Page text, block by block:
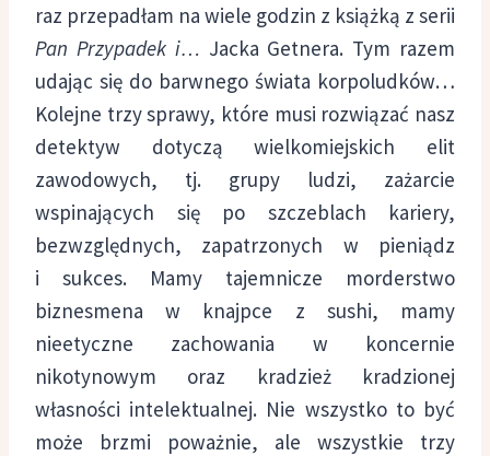
raz przepadłam na wiele godzin z książką z serii
Pan Przypadek i… Jacka Getnera. Tym razem
udając się do barwnego świata korpoludków…
Kolejne trzy sprawy, które musi rozwiązać nasz
detektyw dotyczą wielkomiejskich elit
zawodowych, tj. grupy ludzi, zażarcie
wspinających się po szczeblach kariery,
bezwzględnych, zapatrzonych w pieniądz
i sukces. Mamy tajemnicze morderstwo
biznesmena w knajpce z sushi, mamy
nieetyczne zachowania w koncernie
nikotynowym oraz kradzież kradzionej
własności intelektualnej. Nie wszystko to być
może brzmi poważnie, ale wszystkie trzy